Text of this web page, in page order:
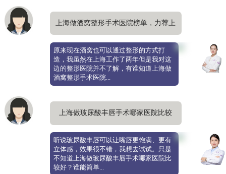
上海做酒窝整形手术医院榜单，力荐上
海美莱
原来现在酒窝也可以通过整形的方式打
造，我虽然在上海工作了两年但是我对这
边的整形医院并不了解，有谁知道上海做
酒窝整形手术医院...
上海做玻尿酸丰唇手术哪家医院比较
好，丰唇更自然饱满
听说玻尿酸丰唇可以让嘴唇更饱满、更有
立体感，效果很不错，我想去试试。只是
不知道上海做玻尿酸丰唇手术哪家医院比
较好？谁能简单...